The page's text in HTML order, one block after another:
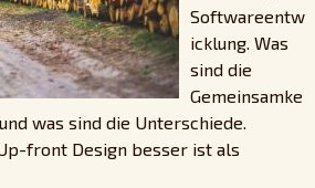
Softwareentw
icklung. Was
sind die
Gemeinsamke
was sind die Unterschiede.
front Design besser ist als